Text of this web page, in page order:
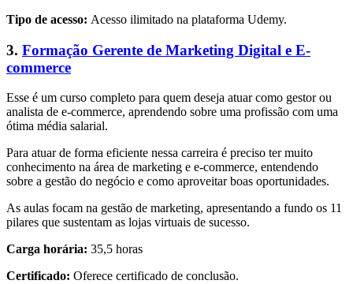
Tipo de acesso: Acesso ilimitado na plataforma Udemy.
3. Formação Gerente de Marketing Digital e E-
commerce
Esse é um curso completo para quem deseja atuar como gestor ou
analista de e-commerce, aprendendo sobre uma profissão com uma
ótima média salarial.
Para atuar de forma eficiente nessa carreira é preciso ter muito
conhecimento na área de marketing e e-commerce, entendendo
sobre a gestão do negócio e como aproveitar boas oportunidades.
As aulas focam na gestão de marketing, apresentando a fundo os 11
pilares que sustentam as lojas virtuais de sucesso.
Carga horária: 35,5 horas
Certificado: Oferece certificado de conclusão.